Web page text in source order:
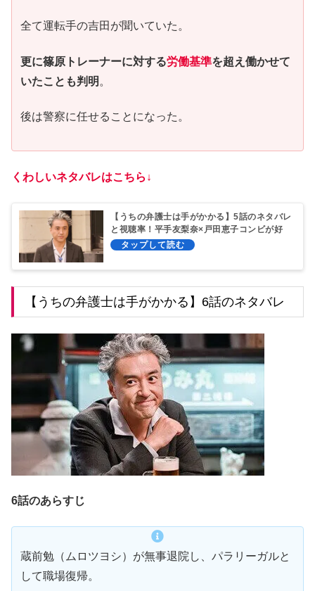
全て運転手の吉田が聞いていた。
更に篠原トレーナーに対する労働基準を超え働かせて
いたことも判明 。
後は警察に任せることになった。
くわしいネタバレはこちら↓
【うちの弁護士は手がかかる】5話のネタバレ
と視聴率！平手友梨奈×戸田恵子コンビが好
評！
【うちの弁護士は手がかかる】6話のネタバレ
6話のあらすじ
蔵前勉（ムロツヨシ）が無事退院し、パラリーガルと
して職場復帰。